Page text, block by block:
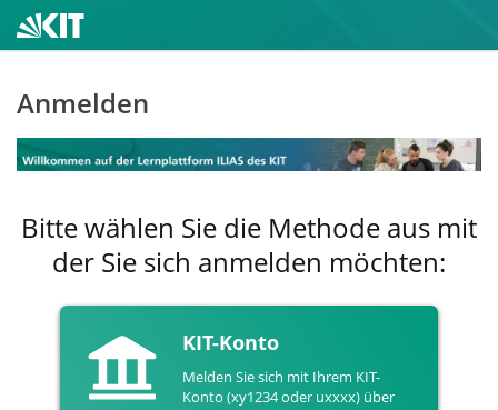
Anmelden
Bitte wählen Sie die Methode aus mit
der Sie sich anmelden möchten:
KIT-Konto
Melden Sie sich mit Ihrem KIT-
Konto (xy1234 oder uxxxx) über